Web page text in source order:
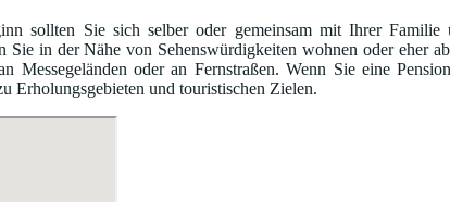
sollten Sie sich selber oder gemeinsam mit Ihrer Familie
Sie in der Nähe von Sehenswürdigkeiten wohnen oder eher
Messegeländen oder an Fernstraßen. Wenn Sie eine Pension
Erholungsgebieten und touristischen Zielen.